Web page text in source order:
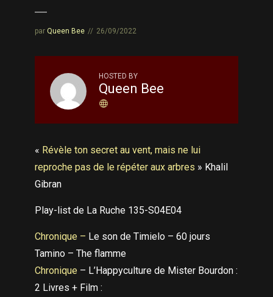
par Queen Bee 26/09/2022
HOSTED BY
Queen Bee
« Révèle ton secret au vent, mais ne lui
reproche pas de le répéter aux arbres » Khalil
Gibran
Play-list de La Ruche 135-S04E04
Chronique – Le son de Timielo – 60 jours
Tamino – The flamme
Chronique – L’Happyculture de Mister Bourdon :
2 Livres + Film :